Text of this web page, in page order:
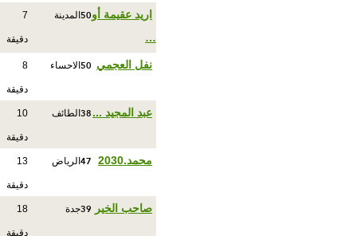
اريد عقيمة أو
…
50 المدينة 7
دقيقة
نفل العجمي 50 الاحساء 8
دقيقة
عبد المجيد ...38 الطائف 10
دقيقة
محمد.2030 47 الرياض 13
دقيقة
صاحب الخير 39جدة 18
دقيقة